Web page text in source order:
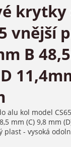
krytky
vnější
B
alu kol model
mm (C) 9,8 mm
plast - vysoká